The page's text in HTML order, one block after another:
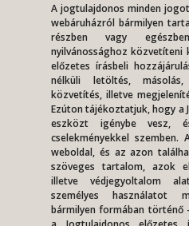
A jogtulajdonos minden
webáruházról bármilyen
részben vagy
nyilvánossághoz
előzetes írásbeli
nélküli letöltés, másolás,
közvetítés, illetve
Ezúton tájékoztatjuk, hogy a
eszközt igénybe vesz,
cselekményekkel
weboldal, és az azon
szöveges tartalom, azok
illetve védjegyoltalom
személyes használatot
bármilyen formában történő